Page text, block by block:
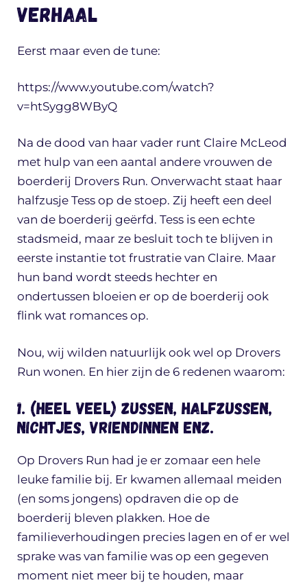
verhaal
Eerst maar even de tune:
https://www.youtube.com/watch?
v=htSygg8WByQ
Na de dood van haar vader runt Claire McLeod
met hulp van een aantal andere vrouwen de
boerderij Drovers Run. Onverwacht staat haar
halfzusje Tess op de stoep. Zij heeft een deel
van de boerderij geërfd. Tess is een echte
stadsmeid, maar ze besluit toch te blijven in
eerste instantie tot frustratie van Claire. Maar
hun band wordt steeds hechter en
ondertussen bloeien er op de boerderij ook
flink wat romances op.
Nou, wij wilden natuurlijk ook wel op Drovers
Run wonen. En hier zijn de 6 redenen waarom:
1. (Heel veel) zussen, halfzussen,
nichtjes, vriendinnen enz.
Op Drovers Run had je er zomaar een hele
leuke familie bij. Er kwamen allemaal meiden
(en soms jongens) opdraven die op de
boerderij bleven plakken. Hoe de
familieverhoudingen precies lagen en of er wel
sprake was van familie was op een gegeven
moment niet meer bij te houden, maar